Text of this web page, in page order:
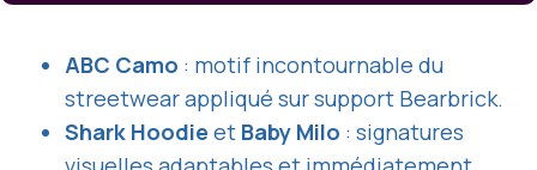
ABC Camo : motif incontournable du
streetwear appliqué sur support Bearbrick.
Shark Hoodie et Baby Milo : signatures